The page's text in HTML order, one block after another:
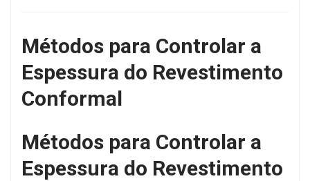
Métodos para Controlar a
Espessura do Revestimento
Conformal
Métodos para Controlar a
Espessura do Revestimento